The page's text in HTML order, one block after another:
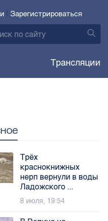
| Зарегистрироваться
Трансляции
Трёх
краснокнижных
нерп вернули в воды
Ладожского ...
8 июля, 19:54